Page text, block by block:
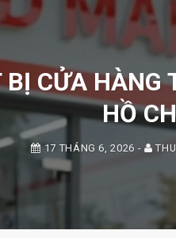
CỬA
HỒ
17 THÁNG 6, 2026 -